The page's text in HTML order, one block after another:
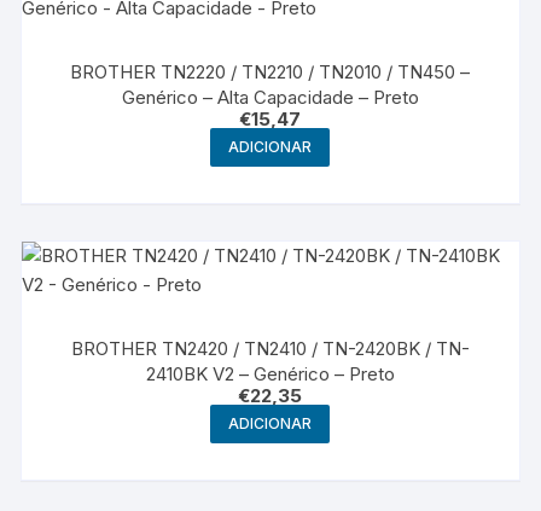
BROTHER TN2220 / TN2210 / TN2010 / TN450 –
Genérico – Alta Capacidade – Preto
€15,47
ADICIONAR
BROTHER TN2420 / TN2410 / TN-2420BK / TN-
2410BK V2 – Genérico – Preto
€22,35
ADICIONAR